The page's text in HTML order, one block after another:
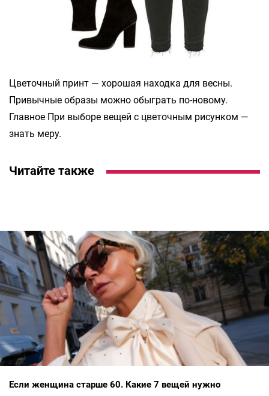
Цветочный принт — хорошая находка для весны.
Привычные образы можно обыграть по-новому.
Главное При выборе вещей с цветочным рисунком —
знать меру.
Читайте также
Если женщина старше 60. Какие 7 вещей нужно